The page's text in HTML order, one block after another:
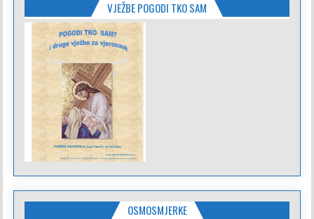
VJEŽBE POGODI TKO SAM
OSMOSMJERKE